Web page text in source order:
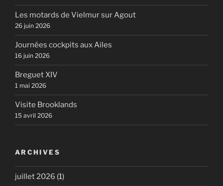
Les motards de Vielmur sur Agout
26 juin 2026
Journées cockpits aux Ailes
16 juin 2026
Breguet XIV
1 mai 2026
Visite Brooklands
15 avril 2026
ARCHIVES
juillet 2026 (1)